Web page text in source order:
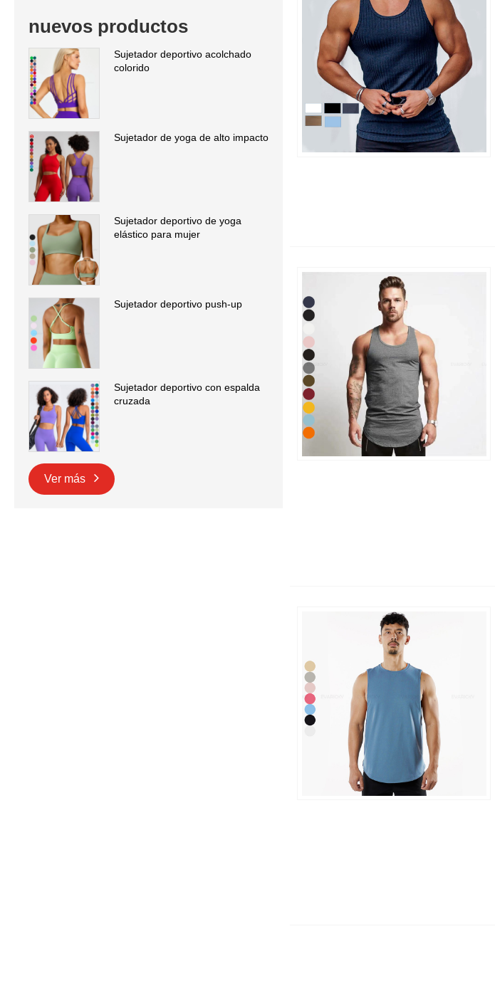
nuevos productos
Sujetador deportivo acolchado
colorido
Sujetador de yoga de alto impacto
Sujetador deportivo de yoga
elástico para mujer
Sujetador deportivo push-up
Sujetador deportivo con espalda
cruzada
Ver más